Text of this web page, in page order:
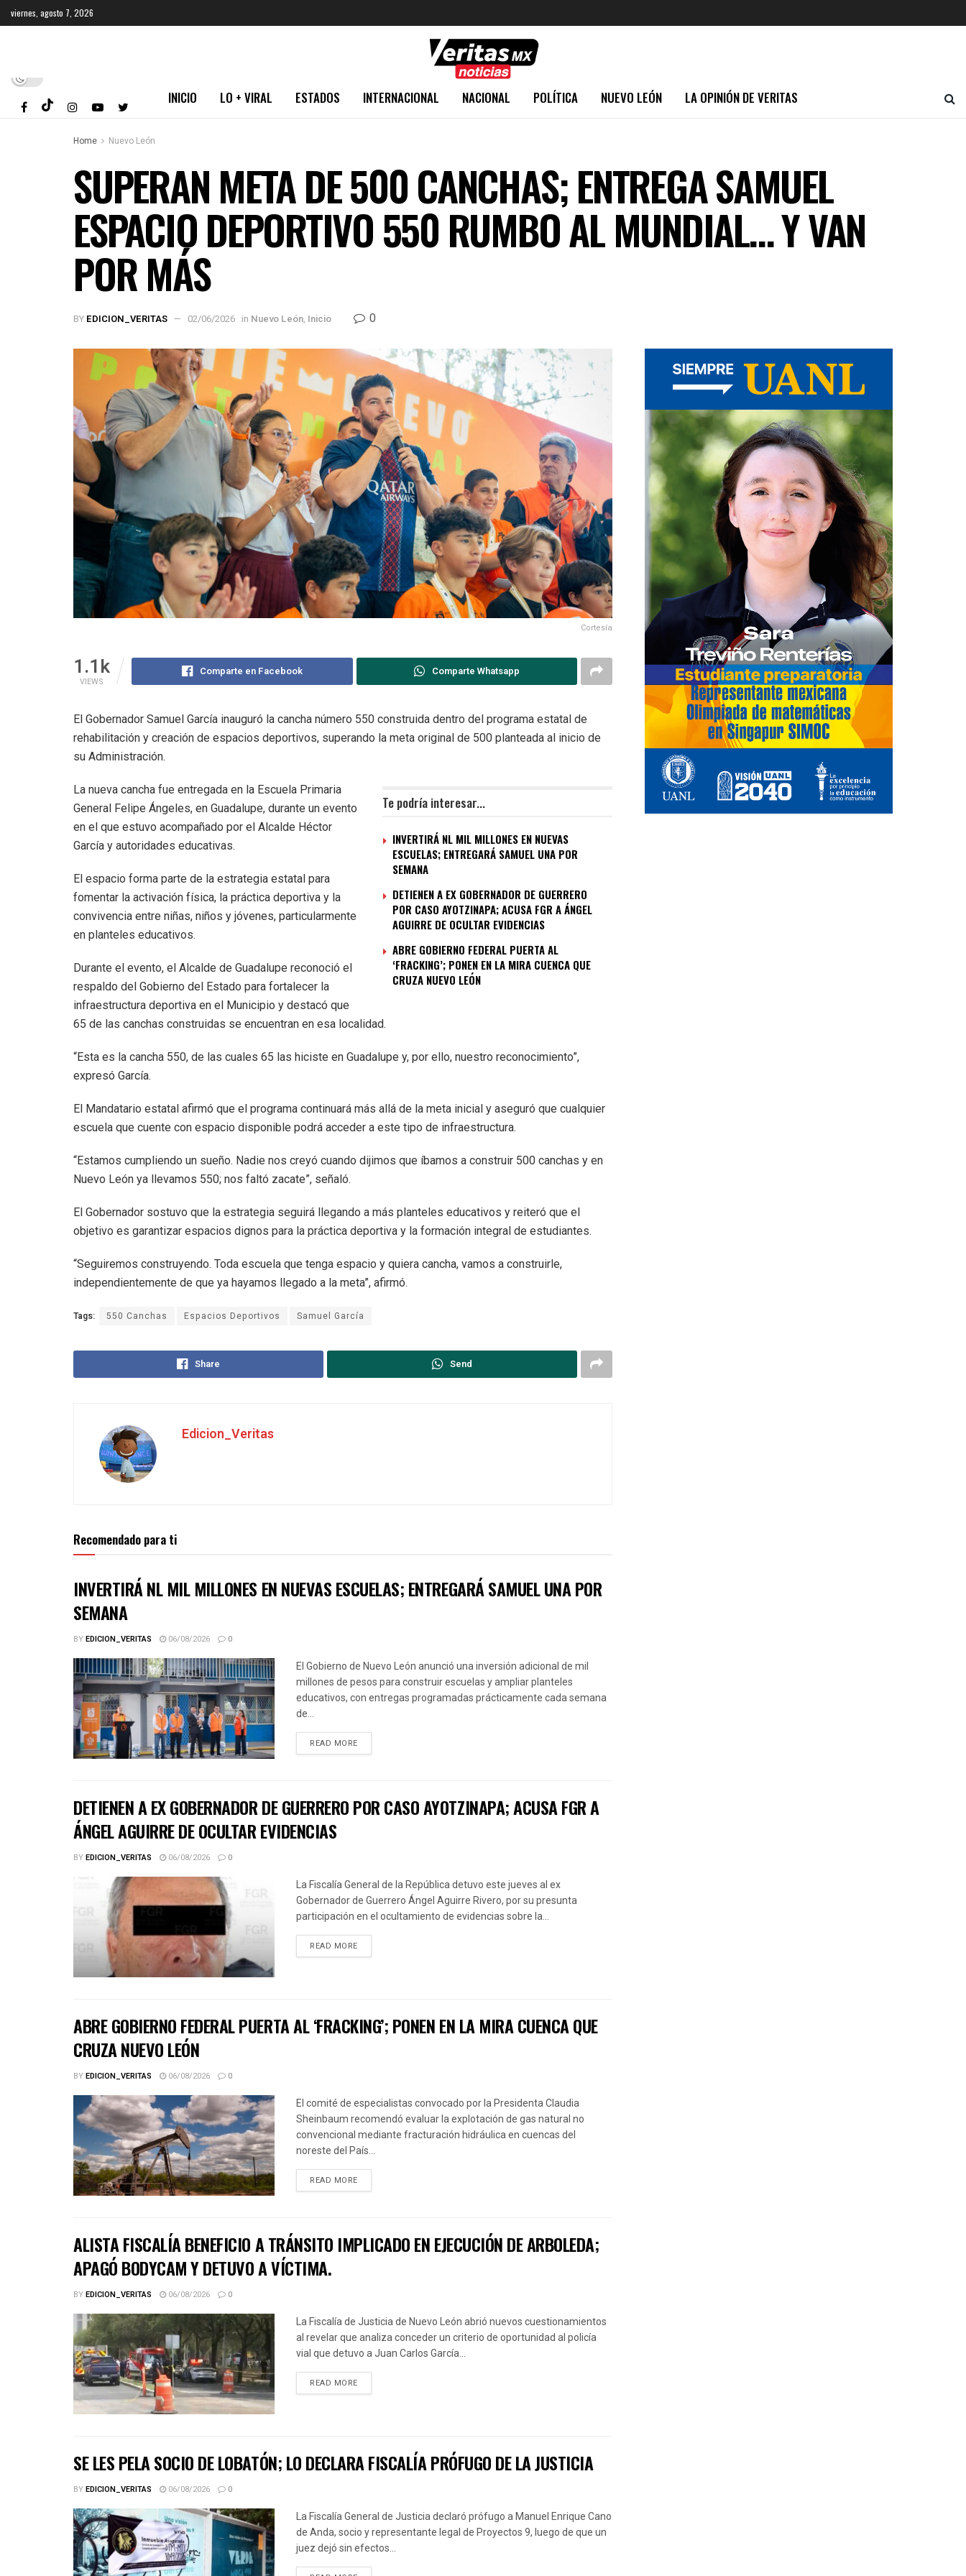
viernes, agosto 7, 2026
INICIO LO + VIRAL ESTADOS INTERNACIONAL NACIONAL POLÍTICA NUEVO LEÓN LA OPINIÓN DE VERITAS
Home Nuevo León
SUPERAN META DE 500 CANCHAS; ENTREGA SAMUEL
ESPACIO DEPORTIVO 550 RUMBO AL MUNDIAL… Y VAN
POR MÁS
BY EDICION_VERITAS 02/06/2026 in Nuevo León, Inicio 0
Cortesía
1.1k
VIEWS
Comparte en Facebook Comparte Whatsapp
El Gobernador Samuel García inauguró la cancha número 550 construida dentro del programa estatal de
rehabilitación y creación de espacios deportivos, superando la meta original de 500 planteada al inicio de
su Administración.
Te podría interesar...
INVERTIRÁ NL MIL MILLONES EN NUEVAS
ESCUELAS; ENTREGARÁ SAMUEL UNA POR
SEMANA
DETIENEN A EX GOBERNADOR DE GUERRERO
POR CASO AYOTZINAPA; ACUSA FGR A ÁNGEL
AGUIRRE DE OCULTAR EVIDENCIAS
ABRE GOBIERNO FEDERAL PUERTA AL
‘FRACKING’; PONEN EN LA MIRA CUENCA QUE
CRUZA NUEVO LEÓN
La nueva cancha fue entregada en la Escuela Primaria
General Felipe Ángeles, en Guadalupe, durante un evento
en el que estuvo acompañado por el Alcalde Héctor
García y autoridades educativas.
El espacio forma parte de la estrategia estatal para
fomentar la activación física, la práctica deportiva y la
convivencia entre niñas, niños y jóvenes, particularmente
en planteles educativos.
Durante el evento, el Alcalde de Guadalupe reconoció el
respaldo del Gobierno del Estado para fortalecer la
infraestructura deportiva en el Municipio y destacó que
65 de las canchas construidas se encuentran en esa localidad.
“Esta es la cancha 550, de las cuales 65 las hiciste en Guadalupe y, por ello, nuestro reconocimiento”,
expresó García.
El Mandatario estatal afirmó que el programa continuará más allá de la meta inicial y aseguró que cualquier
escuela que cuente con espacio disponible podrá acceder a este tipo de infraestructura.
“Estamos cumpliendo un sueño. Nadie nos creyó cuando dijimos que íbamos a construir 500 canchas y en
Nuevo León ya llevamos 550; nos faltó zacate”, señaló.
El Gobernador sostuvo que la estrategia seguirá llegando a más planteles educativos y reiteró que el
objetivo es garantizar espacios dignos para la práctica deportiva y la formación integral de estudiantes.
“Seguiremos construyendo. Toda escuela que tenga espacio y quiera cancha, vamos a construirle,
independientemente de que ya hayamos llegado a la meta”, afirmó.
Tags: 550 Canchas Espacios Deportivos Samuel García
Share Send
Edicion_Veritas
Recomendado para ti
INVERTIRÁ NL MIL MILLONES EN NUEVAS ESCUELAS; ENTREGARÁ SAMUEL UNA POR
SEMANA
BYEDICION_VERITAS 06/08/2026 0
El Gobierno de Nuevo León anunció una inversión adicional de mil
millones de pesos para construir escuelas y ampliar planteles
educativos, con entregas programadas prácticamente cada semana
de...
READ MORE
DETIENEN A EX GOBERNADOR DE GUERRERO POR CASO AYOTZINAPA; ACUSA FGR A
ÁNGEL AGUIRRE DE OCULTAR EVIDENCIAS
BYEDICION_VERITAS 06/08/2026 0
La Fiscalía General de la República detuvo este jueves al ex
Gobernador de Guerrero Ángel Aguirre Rivero, por su presunta
participación en el ocultamiento de evidencias sobre la...
READ MORE
ABRE GOBIERNO FEDERAL PUERTA AL ‘FRACKING’; PONEN EN LA MIRA CUENCA QUE
CRUZA NUEVO LEÓN
BYEDICION_VERITAS 06/08/2026 0
El comité de especialistas convocado por la Presidenta Claudia
Sheinbaum recomendó evaluar la explotación de gas natural no
convencional mediante fracturación hidráulica en cuencas del
noreste del País...
READ MORE
ALISTA FISCALÍA BENEFICIO A TRÁNSITO IMPLICADO EN EJECUCIÓN DE ARBOLEDA;
APAGÓ BODYCAM Y DETUVO A VÍCTIMA.
BYEDICION_VERITAS 06/08/2026 0
La Fiscalía de Justicia de Nuevo León abrió nuevos cuestionamientos
al revelar que analiza conceder un criterio de oportunidad al policía
vial que detuvo a Juan Carlos García...
READ MORE
SE LES PELA SOCIO DE LOBATÓN; LO DECLARA FISCALÍA PRÓFUGO DE LA JUSTICIA
BYEDICION_VERITAS 06/08/2026 0
La Fiscalía General de Justicia declaró prófugo a Manuel Enrique Cano
de Anda, socio y representante legal de Proyectos 9, luego de que un
juez dejó sin efectos...